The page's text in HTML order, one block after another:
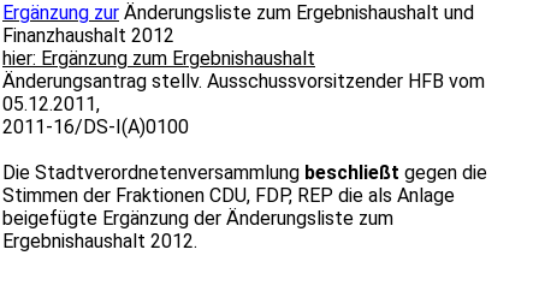
Ergänzung zur Änderungsliste zum Ergebnishaushalt und
Finanzhaushalt 2012
hier: Ergänzung zum Ergebnishaushalt
Änderungsantrag stellv. Ausschussvorsitzender HFB vom
05.12.2011,
2011-16/DS-I(A)0100
Die Stadtverordnetenversammlung beschließt gegen die
Stimmen der Fraktionen CDU, FDP, REP die als Anlage
beigefügte Ergänzung der Änderungsliste zum
Ergebnishaushalt 2012.